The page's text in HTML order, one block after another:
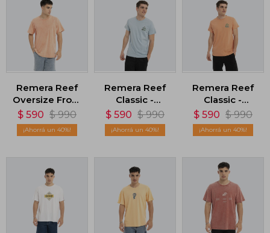
Remera Reef
Oversize Front
Woven Label -
Naranja
$ 590 $ 990
40
Remera Reef
Classic -
Celeste
$ 590 $ 990
40
Remera Reef
Classic -
Naranja
$ 590 $ 990
40